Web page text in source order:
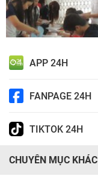
APP 24H
FANPAGE 24H
TIKTOK 24H
CHUYÊN MỤC KHÁC